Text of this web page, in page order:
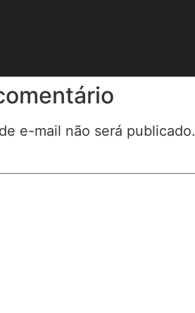
e-mail não será publicado.